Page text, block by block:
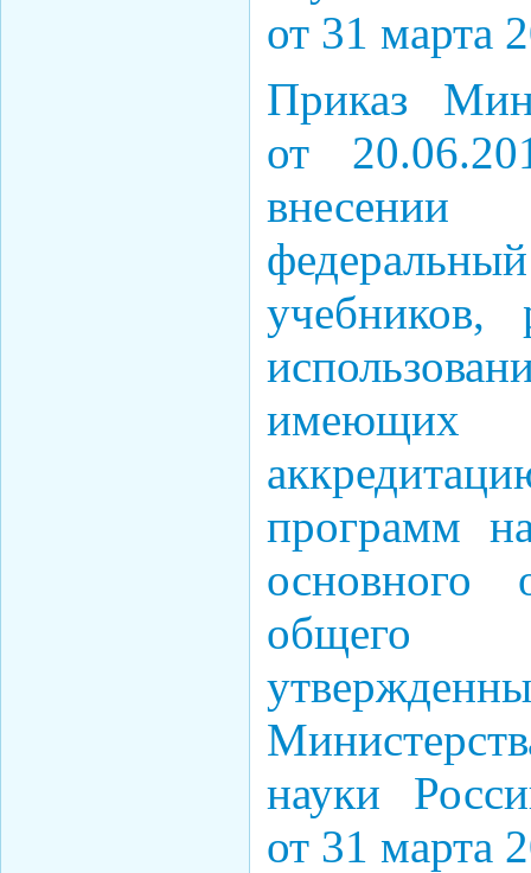
от 31 марта
Приказ
от
учебников,
имеющих
программ
основного
общего
науки
от 31 марта